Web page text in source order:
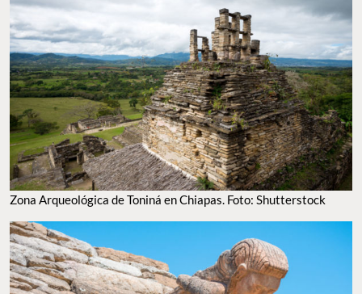
Zona Arqueológica de Toniná en Chiapas. Foto: Shutterstock